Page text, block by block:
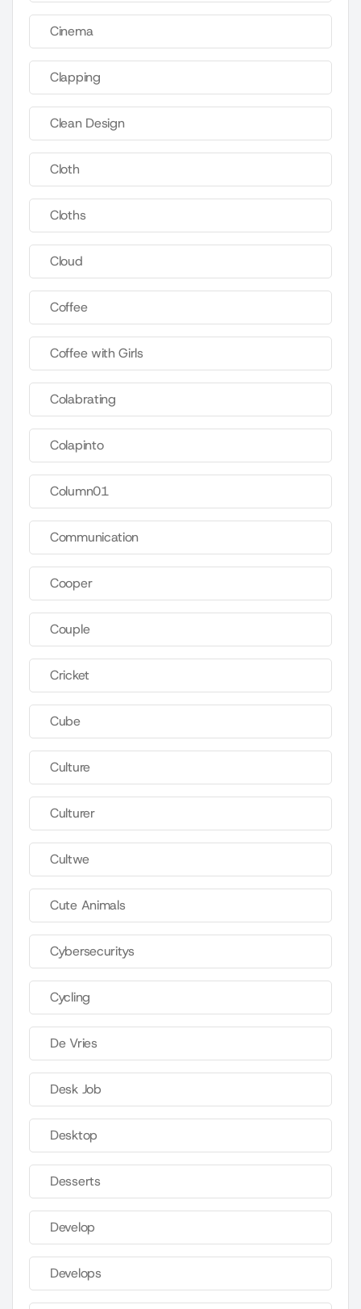
Cinema
Clapping
Clean Design
Cloth
Cloths
Cloud
Coffee
Coffee with Girls
Colabrating
Colapinto
Column01
Communication
Cooper
Couple
Cricket
Cube
Culture
Culturer
Cultwe
Cute Animals
Cybersecuritys
Cycling
De Vries
Desk Job
Desktop
Desserts
Develop
Develops